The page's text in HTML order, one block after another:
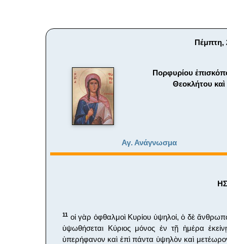
Πέμπτη,
Πορφυρίου
Θεοκλήτου
Αγ. Ανάγνωσμα
11 οἱ γὰρ ὀφθαλμοὶ Κυρίου ὑψηλοί, ὁ δὲ
ὑψωθήσεται Κύριος μόνος ἐν τῇ ἡμέρα
ὑπερήφανον καὶ ἐπὶ πάντα ὑψηλὸν καὶ